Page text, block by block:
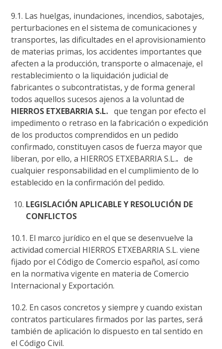
9.1. Las huelgas, inundaciones, incendios, sabotajes,
perturbaciones en el sistema de comunicaciones y
transportes, las dificultades en el aprovisionamiento
de materias primas, los accidentes importantes que
afecten a la producción, transporte o almacenaje, el
restablecimiento o la liquidación judicial de
fabricantes o subcontratistas, y de forma general
todos aquellos sucesos ajenos a la voluntad de
HIERROS ETXEBARRIA S.L. que tengan por efecto el
impedimento o retraso en la fabricación o expedición
de los productos comprendidos en un pedido
confirmado, constituyen casos de fuerza mayor que
liberan, por ello, a HIERROS ETXEBARRIA S.L.. de
cualquier responsabilidad en el cumplimiento de lo
establecido en la confirmación del pedido.
LEGISLACIÓN APLICABLE Y RESOLUCIÓN DE
CONFLICTOS
10.1. El marco jurídico en el que se desenvuelve la
actividad comercial HIERROS ETXEBARRIA S.L. viene
fijado por el Código de Comercio español, así como
en la normativa vigente en materia de Comercio
Internacional y Exportación.
10.2. En casos concretos y siempre y cuando existan
contratos particulares firmados por las partes, será
también de aplicación lo dispuesto en tal sentido en
el Código Civil.